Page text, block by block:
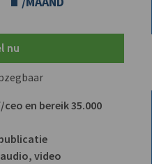
nu
en bereik 35.000
video